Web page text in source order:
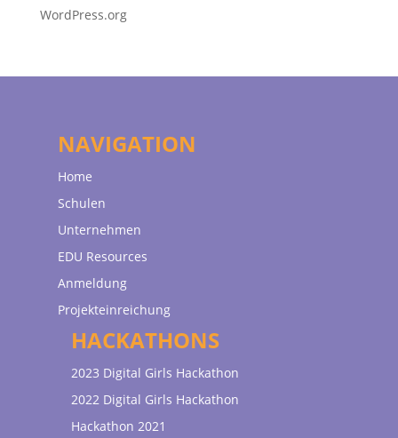
WordPress.org
NAVIGATION
Home
Schulen
Unternehmen
EDU Resources
Anmeldung
Projekteinreichung
HACKATHONS
2023 Digital Girls Hackathon
2022 Digital Girls Hackathon
Hackathon 2021